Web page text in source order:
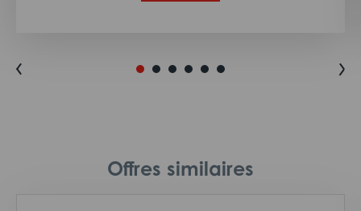
Offres similaires